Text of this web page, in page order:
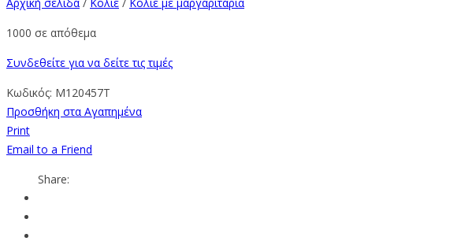
Αρχική σελίδα / Κολιε / Κολιέ με μαργαριτάρια
1000 σε απόθεμα
Συνδεθείτε για να δείτε τις τιμές
Κωδικός: M120457T
Προσθήκη στα Αγαπημένα
Print
Email to a Friend
Share: